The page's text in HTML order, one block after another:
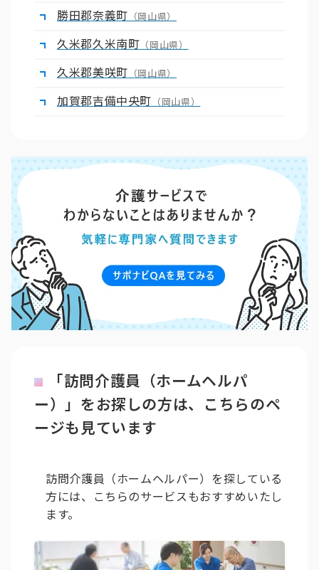
勝田郡奈義町 （岡山県）
久米郡久米南町 （岡山県）
久米郡美咲町 （岡山県）
加賀郡吉備中央町 （岡山県）
「訪問介護員（ホームヘルパ
ー）」をお探しの方は、こちらのペ
ージも見ています
訪問介護員（ホームヘルパー）を探している
方には、こちらのサービスもおすすめいたし
ます。